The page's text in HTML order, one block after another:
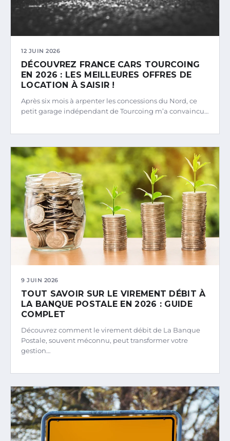
12 JUIN 2026
DÉCOUVREZ FRANCE CARS TOURCOING
EN 2026 : LES MEILLEURES OFFRES DE
LOCATION À SAISIR !
Après six mois à arpenter les concessions du Nord, ce
petit garage indépendant de Tourcoing m’a convaincu…
9 JUIN 2026
TOUT SAVOIR SUR LE VIREMENT DÉBIT À
LA BANQUE POSTALE EN 2026 : GUIDE
COMPLET
Découvrez comment le virement débit de La Banque
Postale, souvent méconnu, peut transformer votre
gestion…